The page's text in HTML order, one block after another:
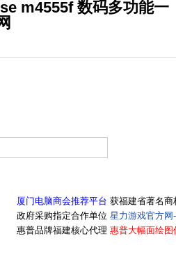
m4555f 数码多功能一
厦门电脑商会推荐平台 获福建省著名商
政府采购指定合作单位 星力游戏官方网
惠普品牌福建核心代理 惠普大幅面绘图